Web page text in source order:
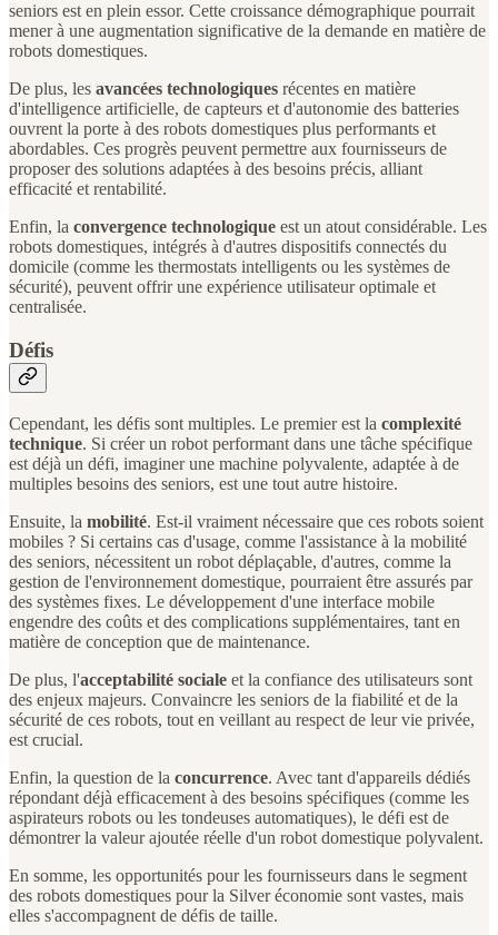
seniors est en plein essor. Cette croissance démographique pourrait
mener à une augmentation significative de la demande en matière de
robots domestiques.
De plus, les avancées technologiques récentes en matière
d'intelligence artificielle, de capteurs et d'autonomie des batteries
ouvrent la porte à des robots domestiques plus performants et
abordables. Ces progrès peuvent permettre aux fournisseurs de
proposer des solutions adaptées à des besoins précis, alliant
efficacité et rentabilité.
Enfin, la convergence technologique est un atout considérable. Les
robots domestiques, intégrés à d'autres dispositifs connectés du
domicile (comme les thermostats intelligents ou les systèmes de
sécurité), peuvent offrir une expérience utilisateur optimale et
centralisée.
Défis
Cependant, les défis sont multiples. Le premier est la complexité
technique. Si créer un robot performant dans une tâche spécifique
est déjà un défi, imaginer une machine polyvalente, adaptée à de
multiples besoins des seniors, est une tout autre histoire.
Ensuite, la mobilité. Est-il vraiment nécessaire que ces robots soient
mobiles ? Si certains cas d'usage, comme l'assistance à la mobilité
des seniors, nécessitent un robot déplaçable, d'autres, comme la
gestion de l'environnement domestique, pourraient être assurés par
des systèmes fixes. Le développement d'une interface mobile
engendre des coûts et des complications supplémentaires, tant en
matière de conception que de maintenance.
De plus, l'acceptabilité sociale et la confiance des utilisateurs sont
des enjeux majeurs. Convaincre les seniors de la fiabilité et de la
sécurité de ces robots, tout en veillant au respect de leur vie privée,
est crucial.
Enfin, la question de la concurrence. Avec tant d'appareils dédiés
répondant déjà efficacement à des besoins spécifiques (comme les
aspirateurs robots ou les tondeuses automatiques), le défi est de
démontrer la valeur ajoutée réelle d'un robot domestique polyvalent.
En somme, les opportunités pour les fournisseurs dans le segment
des robots domestiques pour la Silver économie sont vastes, mais
elles s'accompagnent de défis de taille.